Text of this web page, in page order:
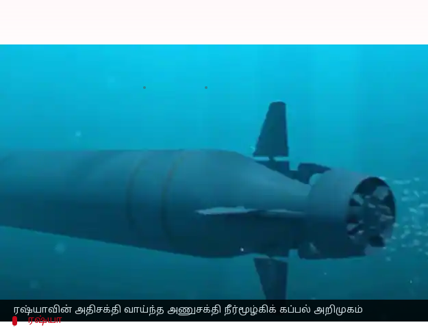
ரஷ்யாவின் அதிசக்தி வாய்ந்த அணுசக்தி நீர்மூழ்கிக் கப்பல் அறிமுகம்
ரஷ்யாவின் அதிசக்தி வாய்ந்த
ரஷ்யாவின்கடற்படைவலிமையை அதிகரிக்கும்
அந்நாட்டின் பாதுகாப்பு அமைச்சர் ஆண்ட்ரே பெலூசோவ்
இந்த நிகழ்வு தேசியத் தொலைக்காட்சியில்
இந்த நீர்மூழ்கிக் கப்பல், இந்தியாவின் விமானம்
செவ்மாஷ் கப்பல் கட்டும் தளத்தில் இருந்து
ரூபின் வடிவமைப்புப் பணியகம் வடிவமைத்த
ரஷ்யா